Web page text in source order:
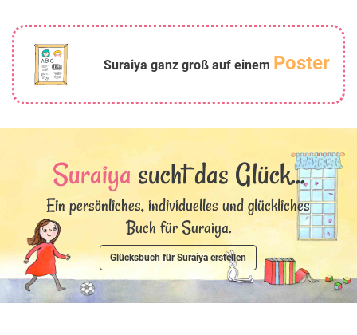
Suraiya ganz groß auf einem Poster
Suraiya sucht das Glück...
Ein persönliches, individuelles und glückliches
Buch für Suraiya.
Glücksbuch für Suraiya erstellen